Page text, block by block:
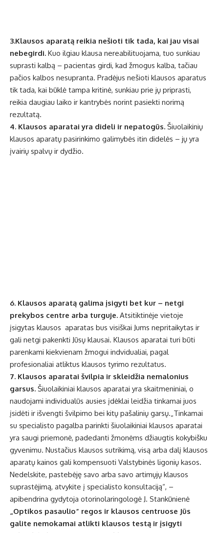
3.Klausos aparatą reikia nešioti tik tada, kai jau visai
nebegirdi. Kuo ilgiau klausa nereabilituojama, tuo sunkiau
suprasti kalbą – pacientas girdi, kad žmogus kalba, tačiau
pačios kalbos nesupranta. Pradėjus nešioti klausos aparatus
tik tada, kai būklė tampa kritinė, sunkiau prie jų priprasti,
reikia daugiau laiko ir kantrybės norint pasiekti norimą
rezultatą.
4. Klausos aparatai yra dideli ir nepatogūs. Šiuolaikinių
klausos aparatų pasirinkimo galimybės itin didelės – jų yra
įvairių spalvų ir dydžio.
6. Klausos aparatą galima įsigyti bet kur – netgi
prekybos centre arba turguje. Atsitiktinėje vietoje
įsigytas klausos aparatas bus visiškai Jums nepritaikytas ir
gali netgi pakenkti Jūsų klausai. Klausos aparatai turi būti
parenkami kiekvienam žmogui indvidualiai, pagal
profesionaliai atliktus klausos tyrimo rezultatus.
7. Klausos aparatai švilpia ir skleidžia nemalonius
garsus. Šiuolaikiniai klausos aparatai yra skaitmeniniai, o
naudojami individualūs ausies įdėklai leidžia tinkamai juos
įsidėti ir išvengti švilpimo bei kitų pašalinių garsų.„Tinkamai
su specialisto pagalba parinkti šiuolaikiniai klausos aparatai
yra saugi priemonė, padedanti žmonėms džiaugtis kokybišku
gyvenimu. Nustačius klausos sutrikimą, visą arba dalį klausos
aparatų kainos gali kompensuoti Valstybinės ligonių kasos.
Nedelskite, pastebėję savo arba savo artimųjų klausos
suprastėjimą, atvykite į specialisto konsultaciją“, –
apibendrina gydytoja otorinolaringologė J. Stankūnienė
„Optikos pasaulio“ regos ir klausos centruose Jūs
galite nemokamai atlikti klausos testą ir įsigyti